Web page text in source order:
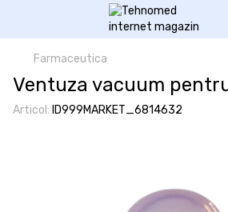
Farmaceutica
Ventuza vacuum
Articol: ID999MARKET_6814632